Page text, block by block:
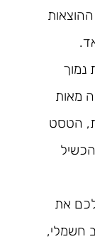
נמוך
מאות
הטסט
את
חשמלי,